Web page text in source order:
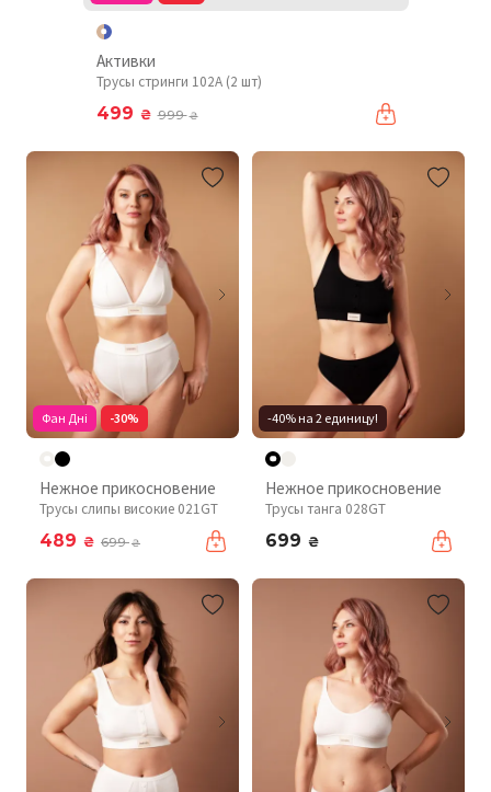
Активки
Трусы стринги 102A (2 шт)
499 ₴ 999₴
Фан Дні -30%
Нежное прикосновение
Трусы слипы високие 021GT
489 ₴ 699₴
-40% на 2 единицу!
Нежное прикосновение
Трусы танга 028GT
699 ₴